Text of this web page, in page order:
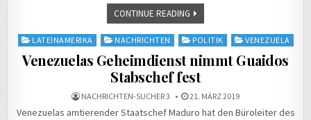
CONTINUE READING
Posted
in
LATEINAMERIKA NACHRICHTEN POLITIK VENEZUELA
Venezuelas Geheimdienst nimmt Guaidos
Stabschef fest
NACHRICHTEN-SUCHER 3 21. MÄRZ 2019
Venezuelas amtierender Staatschef Maduro hat den Büroleiter des